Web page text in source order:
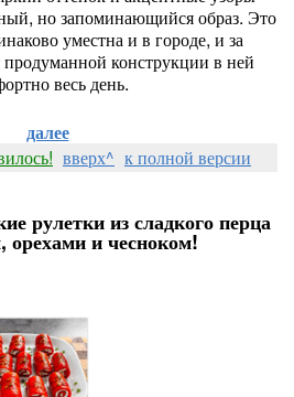
нозапоминающийсяобраз. Это
уместнаи в городе, и за
продуманной конструкции в ней
весьдень.
далее
вверх^ к полной версии
рулетки из сладкого перца
и чесноком!